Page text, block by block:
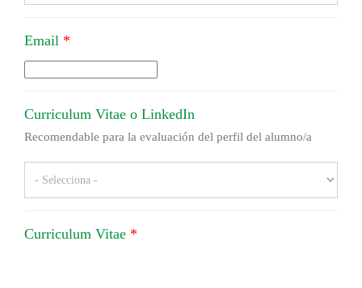
Email *
Curriculum Vitae o LinkedIn
Recomendable para la evaluación del perfil del alumno/a
Curriculum Vitae *